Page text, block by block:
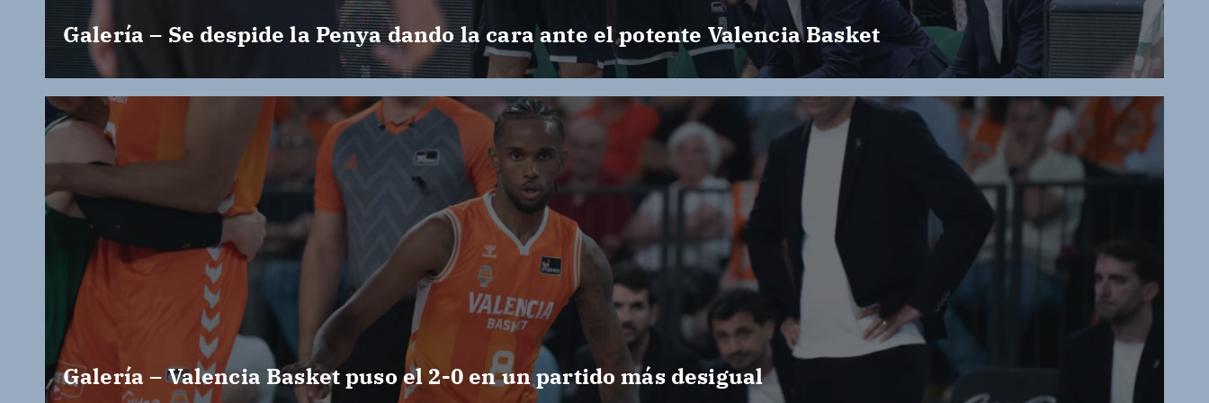
i
ó
n
d
e
e
n
t
Galería – Se despide la Penya dando la cara ante el potente Valencia Basket
Galería – Valencia Basket puso el 2-0 en un partido más desigual